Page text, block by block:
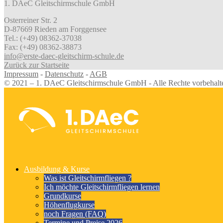
1. DAeC Gleitschirmschule GmbH
Osterreiner Str. 2
D-87669 Rieden am Forggensee
Tel.: (+49) 08362-37038
Fax: (+49) 08362-38873
info@erste-daec-gleitschirm-schule.de
Zurück zur Startseite
Impressum - Datenschutz - AGB
© 2021 – 1. DAeC Gleitschirmschule GmbH - Alle Rechte
Ausbildung & Kurse
Was ist Gleitschirmfliegen ?
Ich möchte Gleitschirmfliegen lernen
Grundkurse
Höhenflugkurse
noch Fragen (FAQ)